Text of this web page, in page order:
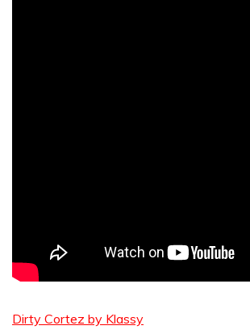
Dirty Cortez by Klassy